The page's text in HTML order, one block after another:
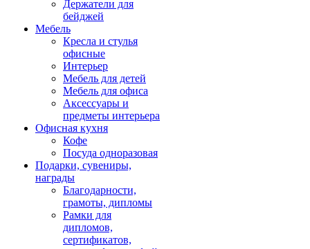
Держатели для
бейджей
Мебель
Кресла и стулья
офисные
Интерьер
Мебель для детей
Мебель для офиса
Аксессуары и
предметы интерьера
Офисная кухня
Кофе
Посуда одноразовая
Подарки, сувениры,
награды
Благодарности,
грамоты, дипломы
Рамки для
дипломов,
сертификатов,